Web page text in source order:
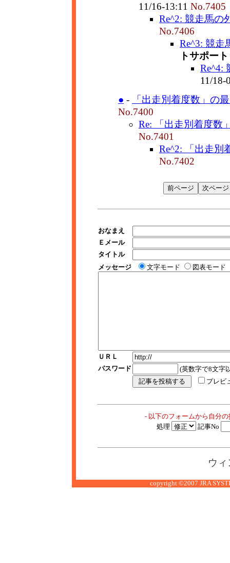
11/16-13:11 No.7405
Re^2: 競走馬の
No.7406
Re^3: 競走
トサポート
Re^4:
11/18-
● -
「出走別着度数」の
No.7400
Re: 「出走別着度数
No.7401
Re^2: 「出走別
No.7402
おなまえ
Ｅメール
タイトル
メッセージ
文字モード 図表モード
ＵＲＬ
パスワード
(英数字で8文字
プレビ
- 以下のフォームから自分
処理
記事No
ウ
copyright ©2007 JRA